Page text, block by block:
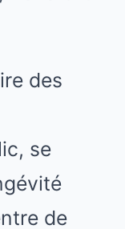
des
se
de